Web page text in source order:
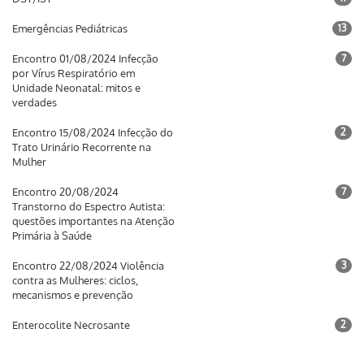
Emergências Pediátricas 13
Encontro 01/08/2024 Infecção
por Vírus Respiratório em
Unidade Neonatal: mitos e
verdades
7
Encontro 15/08/2024 Infecção do
Trato Urinário Recorrente na
Mulher
2
Encontro 20/08/2024
Transtorno do Espectro Autista:
questões importantes na Atenção
Primária à Saúde
7
Encontro 22/08/2024 Violência
contra as Mulheres: ciclos,
mecanismos e prevenção
3
Enterocolite Necrosante 2